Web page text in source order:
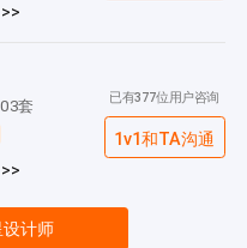
套 已有377位用户咨询
1v1和TA沟通
计师